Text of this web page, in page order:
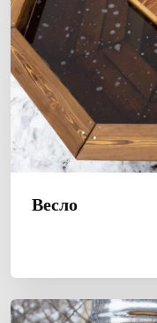
Весло